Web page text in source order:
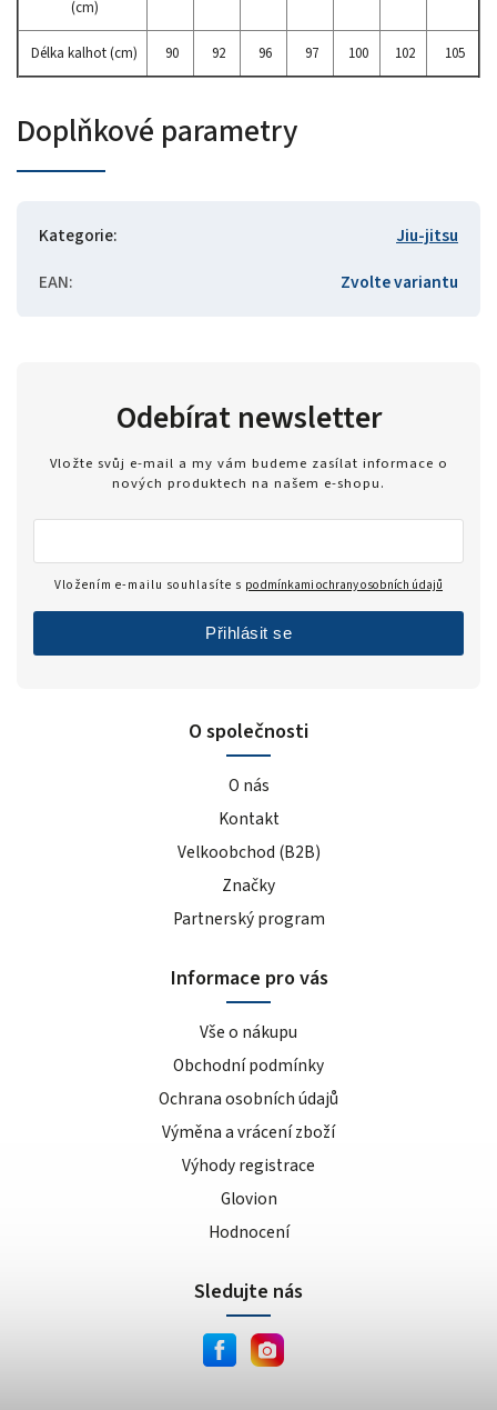
(cm)
Délka kalhot (cm) 90 92 96 97 100 102 105
Doplňkové parametry
Kategorie:
Jiu-jitsu
EAN: Zvolte variantu
O společnosti
O nás
Kontakt
Velkoobchod (B2B)
Značky
Partnerský program
Informace pro vás
Vše o nákupu
Obchodní podmínky
Ochrana osobních údajů
Výměna a vrácení zboží
Výhody registrace
Glovion
Hodnocení
Odebírat newsletter
Vložte svůj e-mail a my vám budeme zasílat informace o
nových produktech na našem e-shopu.
Vložením e-mailu souhlasíte s podmínkami ochrany osobních údajů
Přihlásit se
Sledujte nás